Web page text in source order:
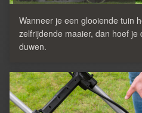
Wanneer je een glooiende tuin
zelfrijdende maaier, dan hoef
duwen.